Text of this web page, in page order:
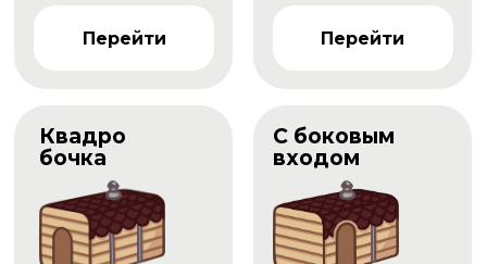
Перейти Перейти
Квадро
бочка
С боковым
входом